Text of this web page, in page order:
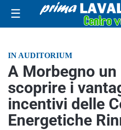
☰
IN AUDITORIUM
A Morbegno
scoprire i
incentivi delle
Energetiche